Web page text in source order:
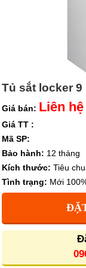
Tủ sắt locker 9
Giá bán: Liên hệ
Giá TT :
Mã SP:
Bảo hành: 12 tháng
Kích thước: Tiêu
Tình trạng: Mới